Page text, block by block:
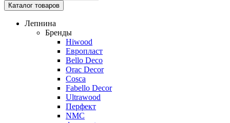
Каталог товаров
Лепнина
Бренды
Hiwood
Европласт
Bello Deco
Orac Decor
Cosca
Fabello Decor
Ultrawood
Перфект
NMC